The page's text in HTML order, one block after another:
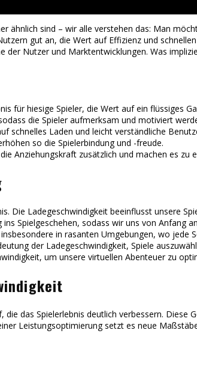
ähnlich sind – wir alle verstehen das: Man
gut an, die Wert auf Effizienz und
Nutzer und Marktentwicklungen. Was
für hiesige Spieler, die Wert auf ein flüssiges
die Spieler aufmerksam und motiviert
schnelles Laden und leicht verständliche
so die Spielerbindung und -freude.
Anziehungskraft zusätzlich und machen es zu
Die Ladegeschwindigkeit beeinflusst unsere
Spielgeschehen, sodass wir uns von Anfang
in rasanten Umgebungen, wo jede
der Ladegeschwindigkeit, Spiele
um unsere virtuellen Abenteuer zu
das Spielerlebnis deutlich verbessern.
Leistungsoptimierung setzt es neue